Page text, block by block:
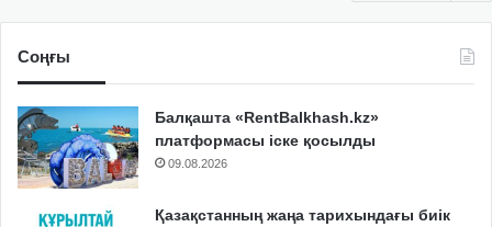
Соңғы
Балқашта «RentBalkhash.kz»
платформасы іске қосылды
09.08.2026
Қазақстанның жаңа тарихындағы биік